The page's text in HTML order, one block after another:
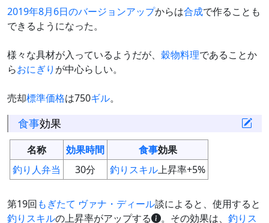
2019年8月6日のバージョンアップからは合成で作ることも
できるようになった。
様々な具材が入っているようだが、 穀物料理であることか
らおにぎり が中心らしい。
売却標準価格は750ギル。
食事効果
名称 効果時間 食事効果
釣り人弁当
30分 釣りスキル上昇率+5%
第19回もぎたて ヴァナ・ディール談によると、使用すると
釣りスキルの上昇率がアップする 。その効果は、 釣りス